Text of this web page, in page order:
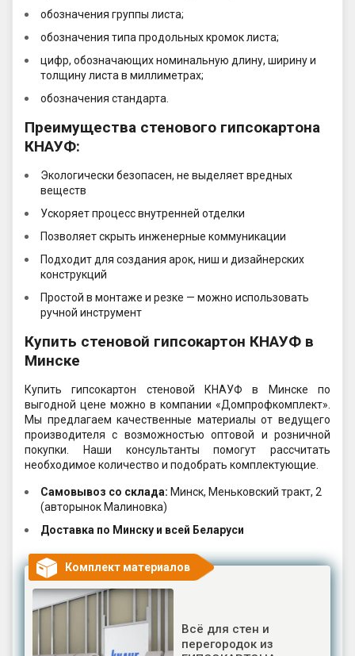
обозначения группы листа;
обозначения типа продольных кромок листа;
цифр, обозначающих номинальную длину, ширину и
толщину листа в миллиметрах;
обозначения стандарта.
Преимущества стенового гипсокартона
КНАУФ:
Экологически безопасен, не выделяет вредных
веществ
Ускоряет процесс внутренней отделки
Позволяет скрыть инженерные коммуникации
Подходит для создания арок, ниш и дизайнерских
конструкций
Простой в монтаже и резке — можно использовать
ручной инструмент
Купить стеновой гипсокартон КНАУФ в
Минске
Купить гипсокартон стеновой КНАУФ в Минске по
выгодной цене можно в компании «Домпрофкомплект».
Мы предлагаем качественные материалы от ведущего
производителя с возможностью оптовой и розничной
покупки. Наши консультанты помогут рассчитать
необходимое количество и подобрать комплектующие.
Самовывоз со склада: Минск, Меньковский тракт, 2
(авторынок Малиновка)
Доставка по Минску и всей Беларуси
Комплект материалов
Всё для стен и
перегородок из